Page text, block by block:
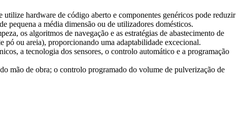
hardware de código aberto e componentes genéricos pode reduzir
pequena a média dimensão ou de utilizadores domésticos.
os algoritmos de navegação e as estratégias de abastecimento de
pó ou areia), proporcionando uma adaptabilidade excecional.
a tecnologia dos sensores, o controlo automático e a programação
mão de obra; o controlo programado do volume de pulverização de